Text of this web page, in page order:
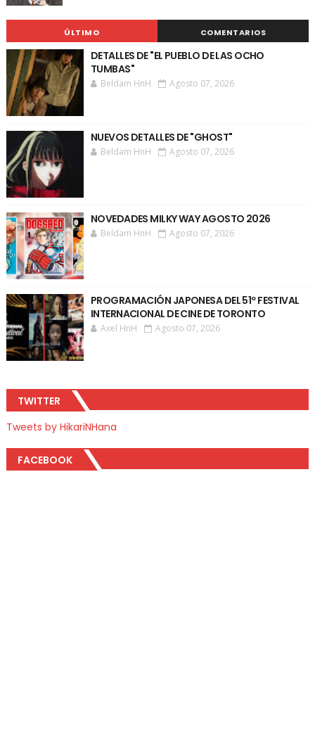
ÚLTIMO COMENTARIOS
DETALLES DE "EL PUEBLO DE LAS OCHO
TUMBAS"
Beldam HnH Agosto 07, 2026
NUEVOS DETALLES DE "GHOST"
Beldam HnH Agosto 07, 2026
NOVEDADES MILKY WAY AGOSTO 2026
Beldam HnH Agosto 07, 2026
PROGRAMACIÓN JAPONESA DEL 51º FESTIVAL
INTERNACIONAL DE CINE DE TORONTO
Axel HnH Agosto 07, 2026
TWITTER
Tweets by HikariNHana
FACEBOOK